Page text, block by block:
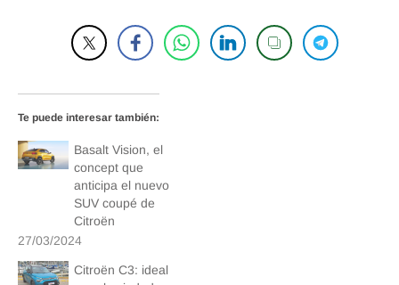
Te puede interesar también:
Basalt Vision, el
concept que
anticipa el nuevo
SUV coupé de
Citroën
27/03/2024
Citroën C3: ideal